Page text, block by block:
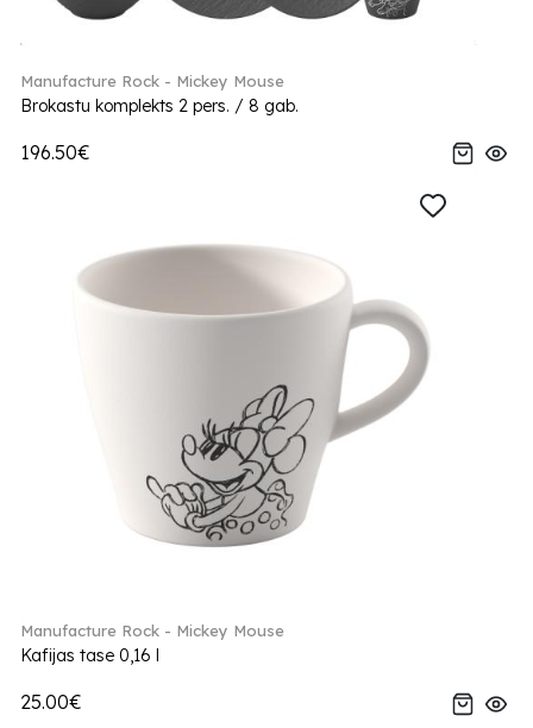
Manufacture Rock - Mickey Mouse
Brokastu komplekts 2 pers. / 8 gab.
196.50€
Manufacture Rock - Mickey Mouse
Kafijas tase 0,16 l
25.00€